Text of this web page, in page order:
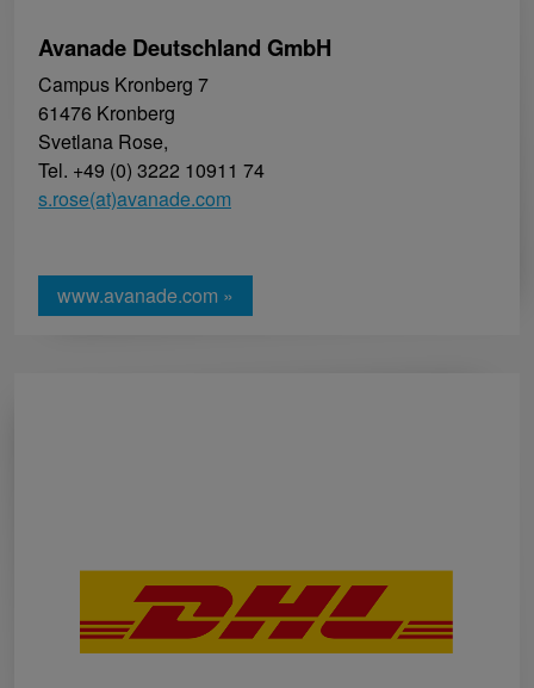
Avanade Deutschland GmbH
Campus Kronberg 7
61476 Kronberg
Svetlana Rose,
Tel. +49 (0) 3222 10911 74
s.rose(at)avanade.com
www.avanade.com »